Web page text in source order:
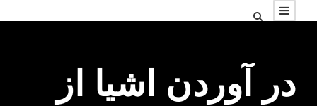
در آوردن اشیا از